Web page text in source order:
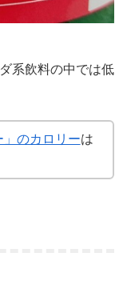
系飲料の中では低
のカロリーは